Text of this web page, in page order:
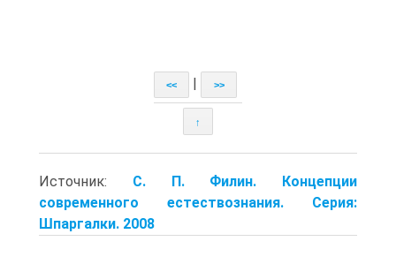
<< >>
↑
Источник: С. П. Филин. Концепции
современного естествознания. Серия:
Шпаргалки. 2008